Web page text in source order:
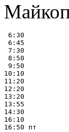
6:30
6:45
7:30
8:50
9:50
10:10
11:20
12:20
13:20
13:55
14:30
16:10
16:50 пт